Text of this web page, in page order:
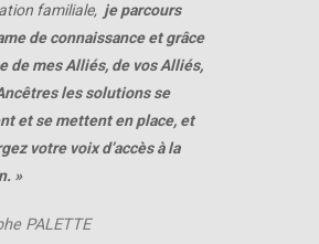
familiale, je parcours
de connaissance et grâce
de mes Alliés, de vos Alliés,
les solutions se
et se mettent en place, et
votre voix d’accès à la
»
PALETTE